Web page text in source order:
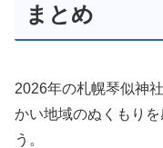
まとめ
2026年の札幌琴似神
かい地域のぬくもり
う。